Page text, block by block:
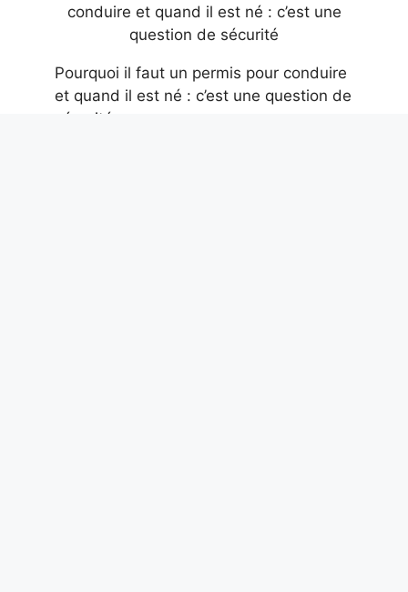
Pourquoi il faut un permis pour conduire
et quand il est né : c’est une question de
sécurité